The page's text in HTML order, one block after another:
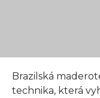
Brazilská
technika, která